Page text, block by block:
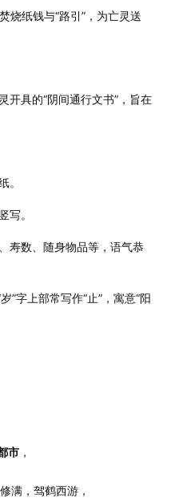
烧纸钱与“路引”，为亡灵送
开具的“阴间通行文书”，旨在
。
写。
寿数、随身物品等，语气恭
”字上部常写作“止”，寓意“阳
市 ，
满，驾鹤西游，